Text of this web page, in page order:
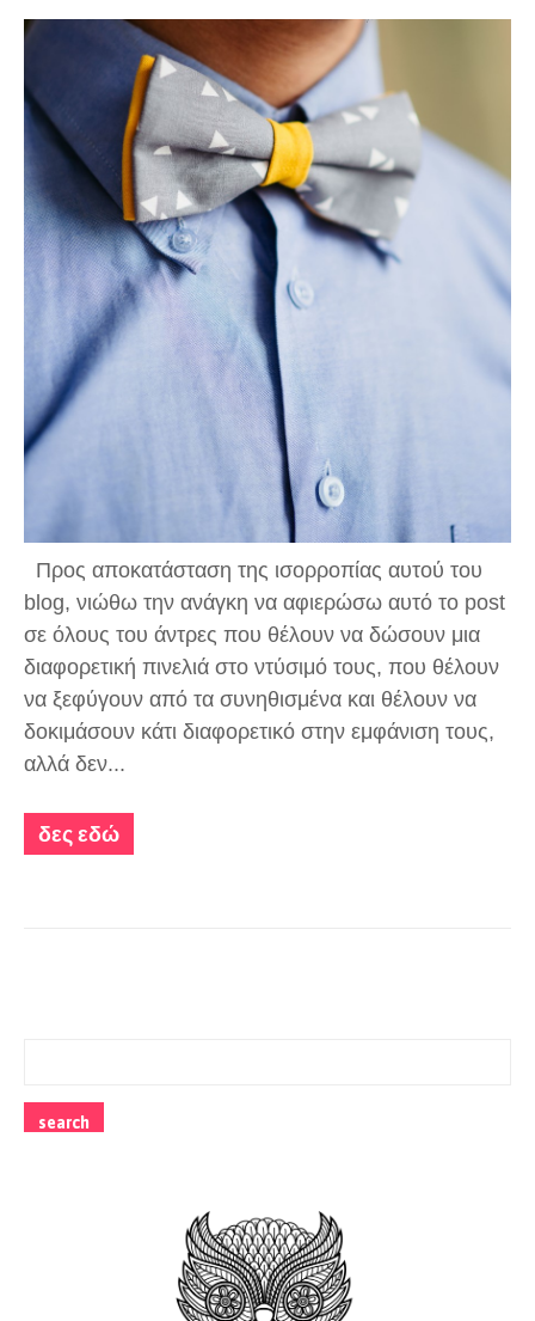
Προς αποκατάσταση της ισορροπίας αυτού του
blog, νιώθω την ανάγκη να αφιερώσω αυτό το post
σε όλους του άντρες που θέλουν να δώσουν μια
διαφορετική πινελιά στο ντύσιμό τους, που θέλουν
να ξεφύγουν από τα συνηθισμένα και θέλουν να
δοκιμάσουν κάτι διαφορετικό στην εμφάνιση τους,
αλλά δεν...
δες εδώ